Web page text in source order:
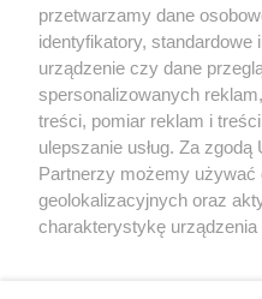
Kultura
X Facebook
przetwarzamy dane
identyfikatory, standardowe
urządzenie czy dane
spersonalizowanych
treści, pomiar reklam i
ulepszanie usług. Za
Partnerzy możemy używać
geolokalizacyjnych oraz
charakterystykę